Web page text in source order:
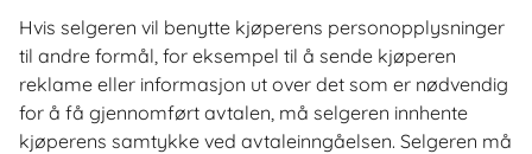
Hvis selgeren vil benytte kjøperens personopplysninger
til andre formål, for eksempel til å sende kjøperen
reklame eller informasjon ut over det som er nødvendig
for å få gjennomført avtalen, må selgeren innhente
kjøperens samtykke ved avtaleinngåelsen. Selgeren må